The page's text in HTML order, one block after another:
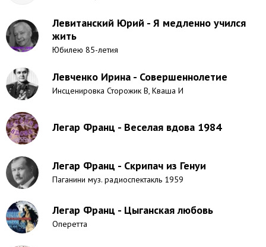
Левитанский Юрий - Я медленно учился
жить
Юбилею 85-летия
Левченко Ирина - Совершеннолетие
Инсценировка Сторожик В, Кваша И
Легар Франц - Веселая вдова 1984
Легар Франц - Скрипач из Генуи
Паганини муз. радиоспектакль 1959
Легар Франц - Цыганская любовь
Оперетта